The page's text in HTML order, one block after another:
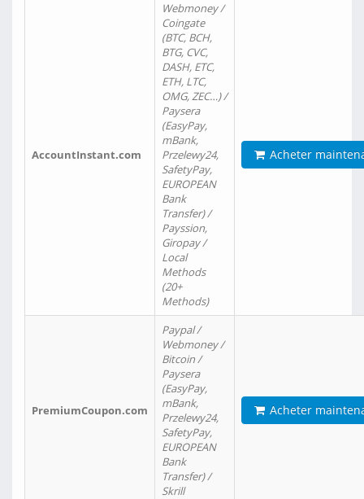
AccountInstant.com
Webmoney /
Coingate
(BTC, BCH,
BTG, CVC,
DASH, ETC,
ETH, LTC,
OMG, ZEC…) /
Paysera
(EasyPay,
mBank,
Przelewy24,
SafetyPay,
EUROPEAN
Bank
Transfer) /
Payssion,
Giropay /
Local
Methods
(20+
Methods)
Acheter
PremiumCoupon.com
Paypal /
Webmoney /
Bitcoin /
Paysera
(EasyPay,
mBank,
Przelewy24,
SafetyPay,
EUROPEAN
Bank
Transfer) /
Skrill
Acheter